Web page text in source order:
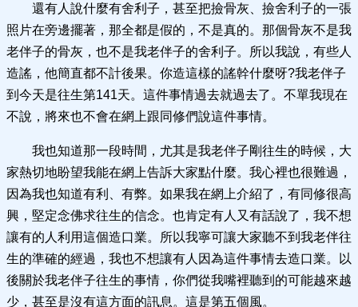
還有人說什麼有舍利子，甚至把撿骨灰、撿舍利子的一張
照片在旁邊擺著，那全都是假的，不是真的。那個骨灰不是我
老伴子的骨灰，也不是我老伴子的舍利子。所以我說，有些人
造謠，他簡直都不計後果。你造這樣的謠幹什麼呀?我老伴子
到今天是往生第141天。這件事情過去就過去了。不單我現在
不說，將來也不會在網上跟同修們說這件事情。
我也知道那一段時間，尤其是我老伴子剛往生的時候，大
家熱切地盼望我能在網上告訴大家點什麼。我心裡也很難過，
因為我也知道有利、有弊。如果我在網上介紹了，有同修很高
興，堅定念佛求往生的信念。也肯定有人又有話說了，我不想
讓有的人利用這個造口業。所以我寧可讓大家聽不到我老伴往
生的準確的經過，我也不想讓有人因為這件事情去造口業。以
後關於我老伴子往生的事情，你們從我嘴裡聽到的可能越來越
少，甚至是沒有這方面的訊息。這是第五個風。